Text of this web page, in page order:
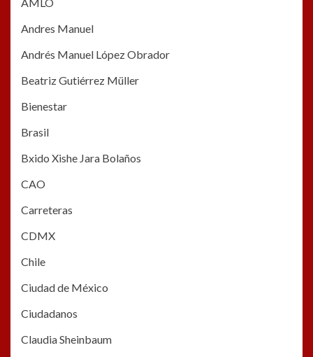
Andres Manuel
Andrés Manuel López Obrador
Beatriz Gutiérrez Müller
Bienestar
Brasil
Bxido Xishe Jara Bolaños
CAO
Carreteras
CDMX
Chile
Ciudad de México
Ciudadanos
Claudia Sheinbaum